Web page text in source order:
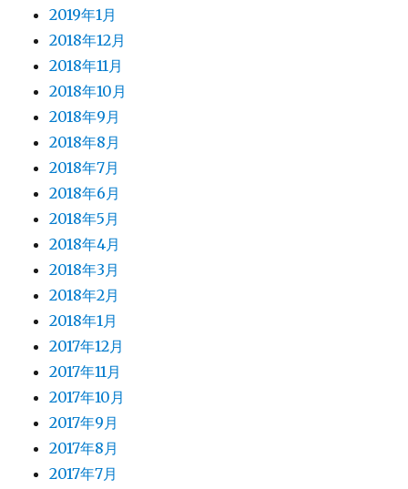
2019年1月
2018年12月
2018年11月
2018年10月
2018年9月
2018年8月
2018年7月
2018年6月
2018年5月
2018年4月
2018年3月
2018年2月
2018年1月
2017年12月
2017年11月
2017年10月
2017年9月
2017年8月
2017年7月